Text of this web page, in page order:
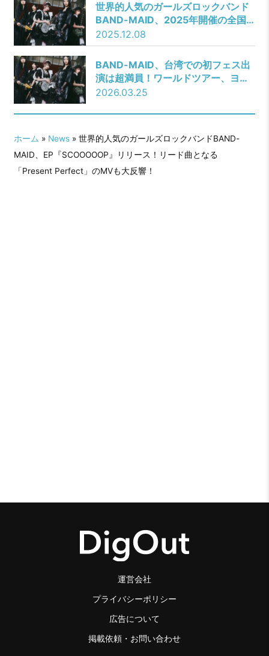
世界的人気のガールズロックバンド
BAND-MAID、2025年開催の全国
ツアーは全公演ソールドアウトを達
成！ファイナルとなる東京ガーデン
シアターにて、全世界待望のワール
ドツアー『BAND-MAID WORLD
TOUR 2026』をサプライズ発表！
2025.12.08
BAND-MAID、台湾での初フェス出
演は超満員！ワールドツアー、ヨー
ロッパ公演も軒並みソールドアウト
トも発売！
2026.03.25
ホーム » News» 世界的人気のガールズロックバンドBAND-
MAID、EP『SCOOOOOP』リリース！リード曲となる
「Present Perfect」のMVも大反響！
運営会社
プライバシーポリシー
広告について
掲載依頼・お問い合わせ